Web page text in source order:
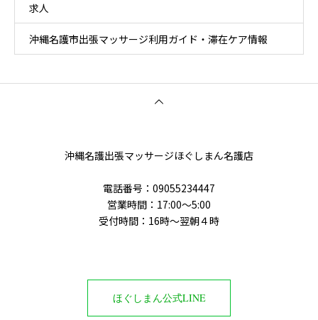
求人
沖縄名護市出張マッサージ利用ガイド・滞在ケア情報
沖縄名護出張マッサージほぐしまん名護店
電話番号‭：09055234447
営業時間：17:00～5:00
受付時間：16時〜翌朝４時
ほぐしまん公式LINE